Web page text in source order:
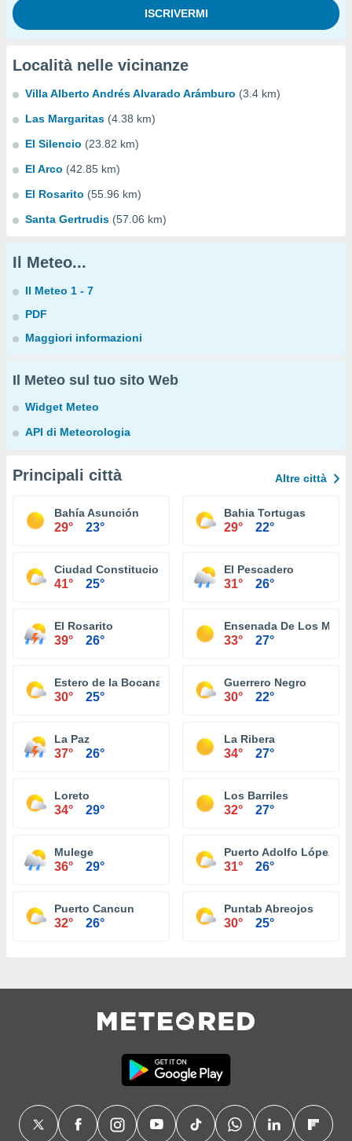
Località nelle vicinanze
Villa Alberto Andrés Alvarado Arámburo (3.4 km)
Las Margaritas (4.38 km)
El Silencio (23.82 km)
El Arco (42.85 km)
El Rosarito (55.96 km)
Santa Gertrudis (57.06 km)
Il Meteo...
Il Meteo 1 - 7
PDF
Maggiori informazioni
Il Meteo sul tuo sito Web
Widget Meteo
API di Meteorologia
Principali città Altre città
Bahía Asunción
29° 23°
Bahia Tortugas
29° 22°
Ciudad Constitucion
41° 25°
El Pescadero
31° 26°
El Rosarito
39° 26°
Ensenada De Los
33° 27°
Estero de la Bocana
30° 25°
Guerrero Negro
30° 22°
La Paz
37° 26°
La Ribera
34° 27°
Loreto
34° 29°
Los Barriles
32° 27°
Mulege
36° 29°
Puerto Adolfo López
31° 26°
Puerto Cancun
32° 26°
Puntab Abreojos
30° 25°